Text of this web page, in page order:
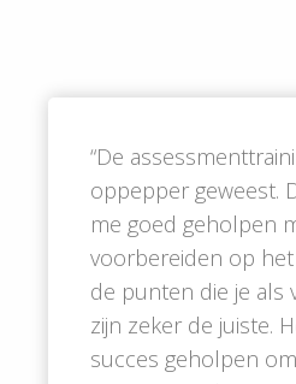
“De
oppepper geweest.
me goed geholpen
voorbereiden op
de punten die je als
zijn zeker de juiste.
succes geholpen